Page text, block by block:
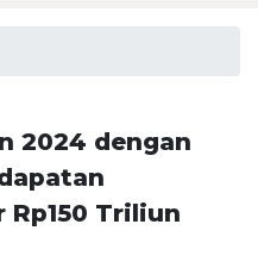
2024 dengan
Rp150 Triliun